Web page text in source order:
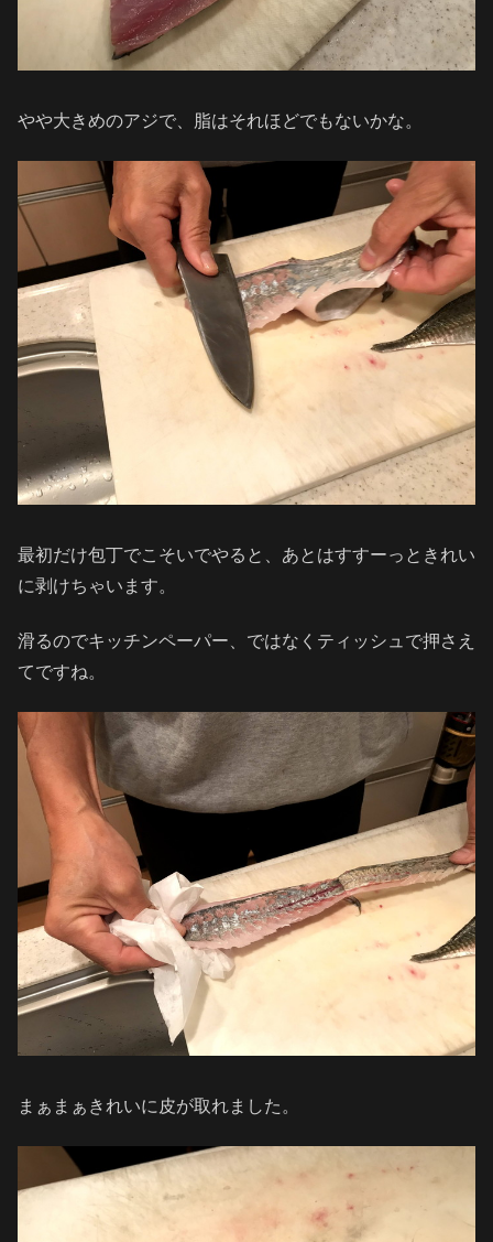
やや大きめのアジで、脂はそれほどでもないかな。
最初だけ包丁でこそいでやると、あとはすすーっときれい
に剥けちゃいます。
滑るのでキッチンペーパー、ではなくティッシュで押さえ
てですね。
まぁまぁきれいに皮が取れました。